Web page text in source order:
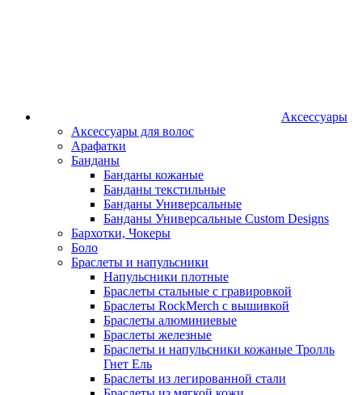
Аксессуары
Аксессуары для волос
Арафатки
Банданы
Банданы кожаные
Банданы текстильные
Банданы Универсальные
Банданы Универсальные Custom Designs
Бархотки, Чокеры
Боло
Браслеты и напульсники
Напульсники плотные
Браслеты стальные с гравировкой
Браслеты RockMerch с вышивкой
Браслеты алюминиевые
Браслеты железные
Браслеты и напульсники кожаные Тролль
Гнет Ель
Браслеты из легированной стали